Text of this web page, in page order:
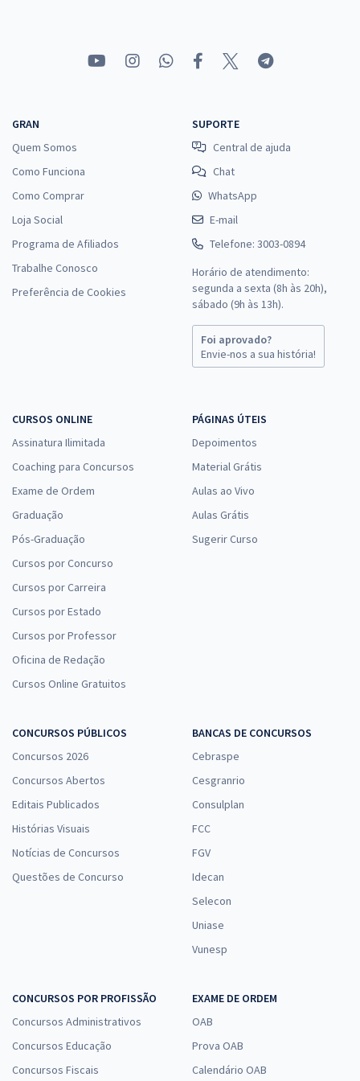
à vista
R$25,99
Economize R$ 77,96 (-20%)
Laboratório - Área/Informática
à vista
R$27,99
Economize R$ 83,96 (-20%)
Comprar
UFFS - Universidade Federal da Fronteira Sul - Técnico em
Enfermagem
à vista
Economize R$ 88,56 (-20%)
Comprar
UFFS - Universidade Federal da Fronteira Sul - Conhecimentos
Específicos Para o Cargo de Técnico em Enfermagem com a Equipe
25,52
Economize R$ 76,56 (-20%)
Comprar
Específicos para Técnico de Laboratório - Área/Informática
à vista
R$20,65
GRAN
Quem Somos
Como Funciona
Como Comprar
Loja Social
Programa de Afiliados
Trabalhe Conosco
Preferência de Cookies
SUPORTE
Central de ajuda
Chat
WhatsApp
E-mail
Telefone: 3003-0894
Horário de atendimento:
segunda a sexta (8h às 20h),
sábado (9h às 13h).
Foi aprovado?
Envie-nos a sua história!
CURSOS ONLINE
Assinatura Ilimitada
Coaching para Concursos
Exame de Ordem
Graduação
Pós-Graduação
Cursos por Concurso
Cursos por Carreira
Cursos por Estado
Cursos por Professor
Oficina de Redação
Cursos Online Gratuitos
PÁGINAS ÚTEIS
Depoimentos
Material Grátis
Aulas ao Vivo
Aulas Grátis
Sugerir Curso
CONCURSOS PÚBLICOS
Concursos 2026
Concursos Abertos
Editais Publicados
Histórias Visuais
Notícias de Concursos
Questões de Concurso
BANCAS DE CONCURSOS
Cebraspe
Cesgranrio
Consulplan
FCC
FGV
Idecan
Selecon
Uniase
Vunesp
CONCURSOS POR PROFISSÃO
Concursos Administrativos
Concursos Educação
Concursos Fiscais
EXAME DE ORDEM
OAB
Prova OAB
Calendário OAB